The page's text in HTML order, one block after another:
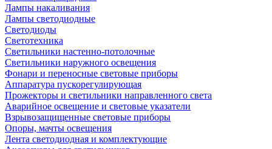
Лампы накаливания
Лампы светодиодные
Светодиоды
Светотехника
Светильники настенно-потолочные
Светильники наружного освещения
Фонари и переносные световые приборы
Аппаратура пускорегулирующая
Прожекторы и светильники направленного света
Аварийное освещение и световые указатели
Взрывозащищенные световые приборы
Опоры, мачты освещения
Лента светодиодная и комплектующие